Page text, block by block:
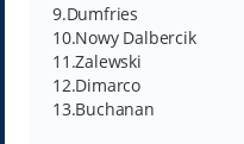
9.Dumfries
10.Nowy Dalbercik
11.Zalewski
12.Dimarco
13.Buchanan